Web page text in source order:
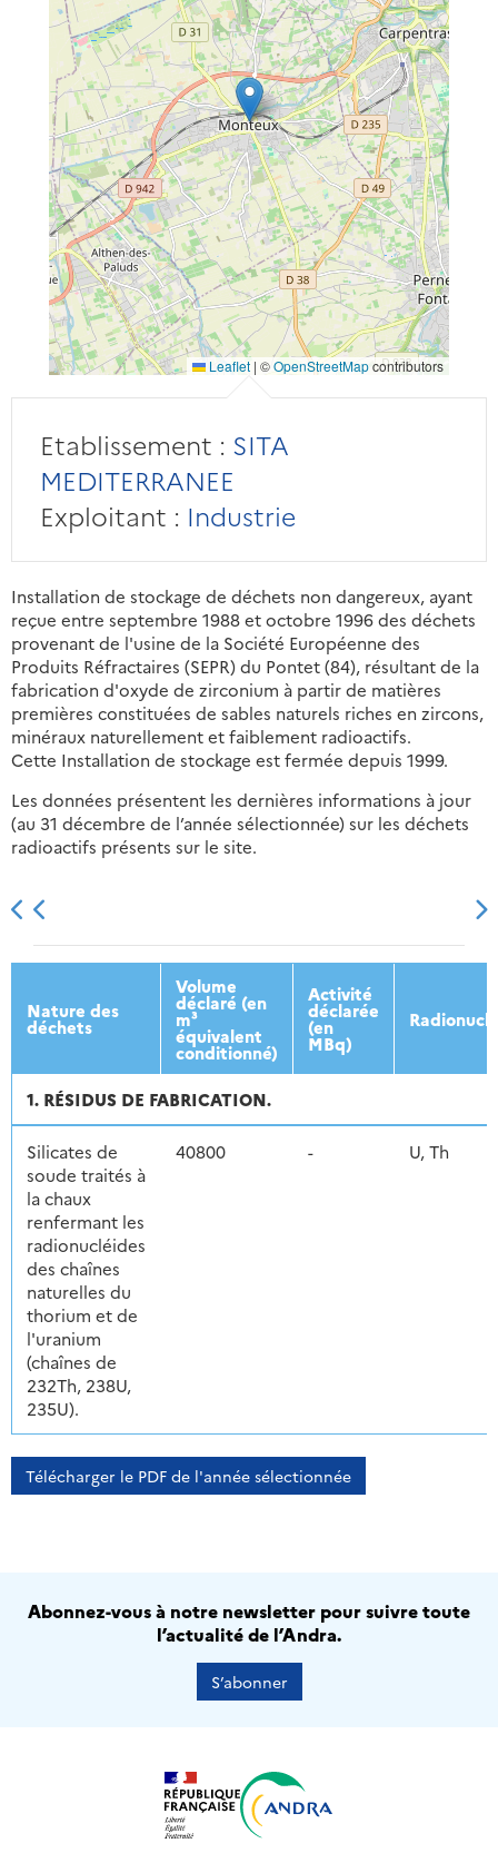
Leaflet | ©OpenStreetMapcontributors
Etablissement : SITA
MEDITERRANEE
Exploitant : Industrie
Installation de stockage de déchets non dangereux, ayant
reçue entre septembre 1988 et octobre 1996 des déchets
provenant de l'usine de la Société Européenne des
Produits Réfractaires (SEPR) du Pontet (84), résultant de la
fabrication d'oxyde de zirconium à partir de matières
premières constituées de sables naturels riches en zircons,
minéraux naturellement et faiblement radioactifs.
Cette Installation de stockage est fermée depuis 1999.
Les données présentent les dernières informations à jour
(au 31 décembre de l’année sélectionnée) sur les déchets
radioactifs présents sur le site.
2013 2014 2015 2016
Nature des
déchets
Volume
déclaré (en
m³
équivalent
conditionné)
Activité
déclarée
(en
MBq)
1. RÉSIDUS DE FABRICATION.
Silicates de
soude traités à
la chaux
renfermant les
radionucléides
des chaînes
naturelles du
thorium et de
l'uranium
(chaînes de
232Th, 238U,
235U).
40800 - U, Th
Télécharger le PDF de l'année sélectionnée
Abonnez-vous à notre newsletter pour suivre toute
l’actualité de l’Andra.
S’abonner